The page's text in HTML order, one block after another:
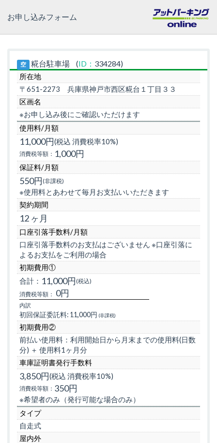
お申し込みフォーム
空 糀台駐車場 (ID： 334284)
所在地
〒651-2273
兵庫県神戸市西区糀台１丁目３３
区画名
※お申し込み後にご確認いただけます
使用料/月額
11,000円(税込 消費税率10%)
消費税等額： 1,000円
保証料/月額
550円(非課税)
※使用料とあわせて毎月お支払いいただきます
契約期間
12 ヶ月
口座引落手数料/月額
口座引落手数料のお支払はございません ※口座引落に
よるお支払をご利用の場合
初期費用①
合計： 11,000円(税込)
消費税等額： 0円
内訳
初回保証委託料: 11,000円 (非課税)
初期費用②
前払い使用料：利用開始日から月末までの使用料(日数
分) ＋ 使用料1ヶ月分
車庫証明書発行手数料
3,850円(税込 消費税率10%)
消費税等額： 350円
※希望者のみ（発行可能な場合のみ）
タイプ
自走式
屋内外